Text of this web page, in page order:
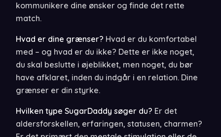
kommunikere dine ønsker og finde det rette
match.
Hvad er dine grænser? Hvad er du komfortabel
med – og hvad er du ikke? Dette er ikke noget,
du skal beslutte i øjeblikket, men noget, du bør
have afklaret, inden du indgår i en relation. Dine
grænser er din styrke.
Hvilken type SugarDaddy søger du? Er det
aldersforskellen, erfaringen, statusen, charmen?